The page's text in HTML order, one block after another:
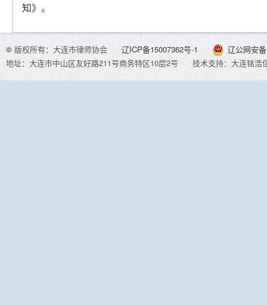
知》。
© 版权所有：大连市律师协会 辽ICP备15007362号-1
辽公网安
地址：大连市中山区友好路211号商务特区10层2号
技术支持：大连铭浩